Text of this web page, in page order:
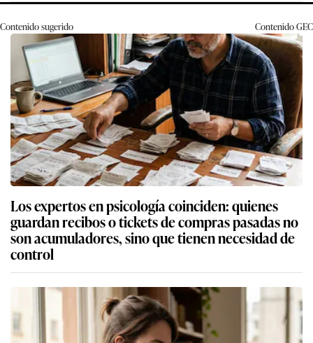
Contenido sugerido ContenidoGEC
Los expertos en psicología coinciden: quienes
guardan recibos o tickets de compras pasadas no
son acumuladores, sino que tienen necesidad de
control